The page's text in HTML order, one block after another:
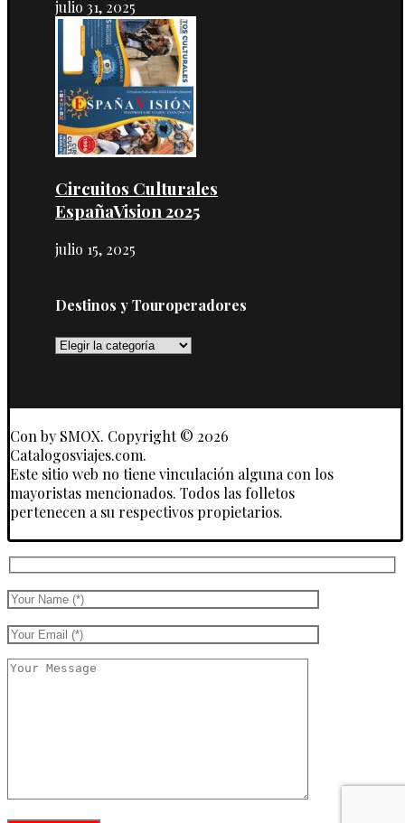
julio 31, 2025
Circuitos Culturales
EspañaVision 2025
julio 15, 2025
Destinos y Touroperadores
Destinos
Con by SMOX. Copyright © 2026
Catalogosviajes.com.
Este sitio web no tiene vinculación alguna con los
mayoristas mencionados. Todos las folletos
pertenecen a su respectivos propietarios.